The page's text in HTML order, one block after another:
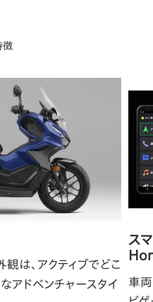
徴
は、アクティブでどこ
アドベンチャースタイ
ス
車